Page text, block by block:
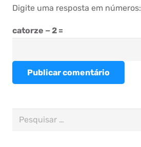
Digite uma resposta em números:
catorze − 2 =
Publicar comentário
Pesquisar